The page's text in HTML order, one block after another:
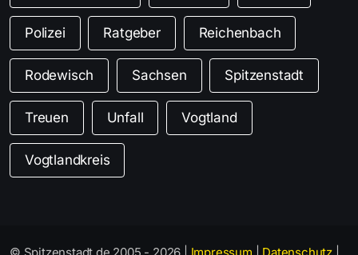
Polizei Ratgeber Reichenbach
Rodewisch Sachsen Spitzenstadt
Treuen Unfall Vogtland
Vogtlandkreis